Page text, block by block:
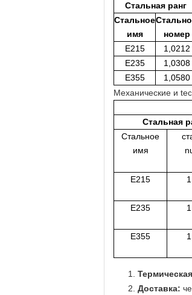
Стальная ранг
Стальное
имя
номер
E215 1,0212
E235
1,0308
E355
1,0580
Механические и
Стальная
Стальное
имя
E215
E235
E355
Доставка: